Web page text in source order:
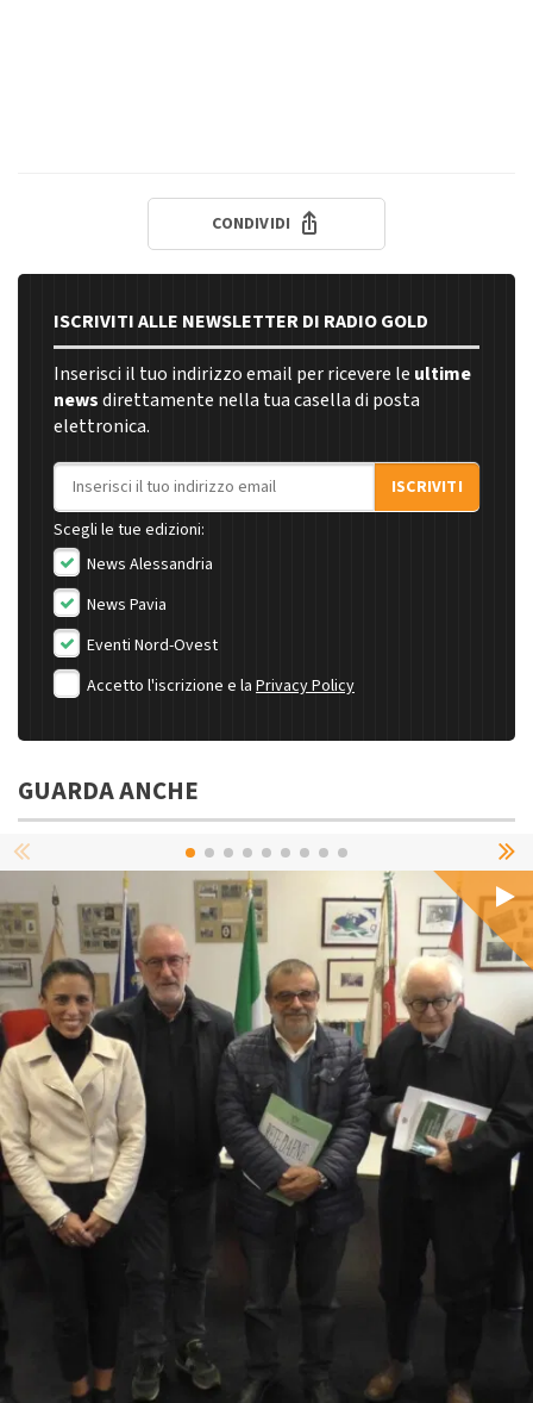
CONDIVIDI
ISCRIVITI ALLE NEWSLETTER DI RADIO GOLD
Inserisci il tuo indirizzo email per ricevere le ultime
newsdirettamente nella tua casella di posta
elettronica.
Indirizzo email
ISCRIVITI
Scegli le tue edizioni:
News Alessandria
News Pavia
Eventi Nord-Ovest
Accetto l'iscrizione e la Privacy Policy
GUARDA ANCHE